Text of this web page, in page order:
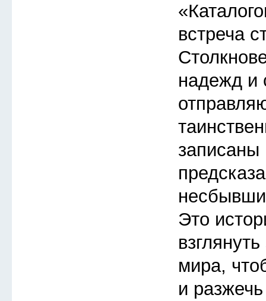
встреча
надежд и
записаны
Это
мира,
и